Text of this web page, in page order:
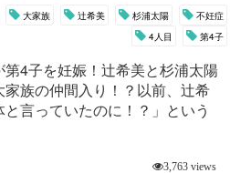
大家族 辻希美 杉浦太陽
不妊症
4人目
第4子
4子を妊娠！辻希美と杉浦太陽
族の仲間入り！？以前、辻希
言っていたのに！？」という
3,763 views